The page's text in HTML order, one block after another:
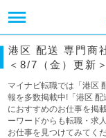
港区 配送 専門商
＜8/7（金）更新＞
マイナビ転職では「港区
報を多数掲載中!「港区
におすすめのお仕事を掲
ーワードからも転職・求
お仕事を見つけてみてく